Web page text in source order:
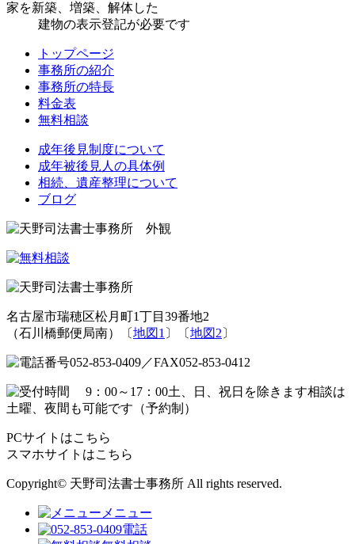
家を新築、増築、解体した
建物の表示登記が必要です
トップページ
事務所の紹介
事務所の特長
料金表
無料相談
成年後見制度について
成年被後見人の具体例
相続、遺産整理について
ブログ
名古屋市瑞穂区松月町1丁目39番地2
（石川橋郵便局南）〔地図1 〕〔地図2 〕
PCサイトはこちら
スマホサイトはこちら
Copyright© 天野司法書士事務所 All rights reserved.
メニュー
電話